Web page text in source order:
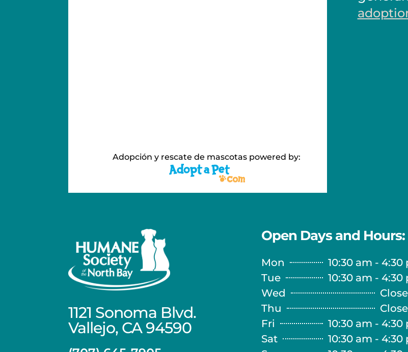
Adopción y rescate de mascotas powered by:
1121 Sonoma Blvd.
Vallejo, CA 94590
Open Days and Hours:
Mon
10:30 am - 4:30
Tue
10:30 am - 4:30
Wed
Thu
Fri
10:30 am - 4:30
Sat
10:30 am - 4:30